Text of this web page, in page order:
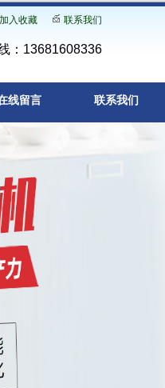
加入收藏 联系我们
：13681608336
线留言 联系我们